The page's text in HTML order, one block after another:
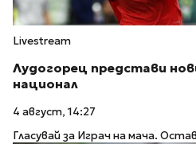
Livestream
Лудогорец представи
национал
4 август, 14:27
Гласувай за Играч на мача.